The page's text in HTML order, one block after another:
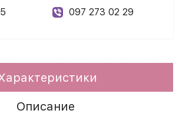
097 273 02 29
Описание